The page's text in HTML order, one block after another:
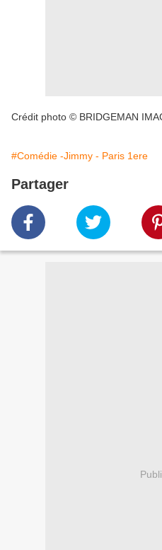
Crédit photo © BRIDGEMAN
#Comédie -Jimmy - Paris 1ere
Partager